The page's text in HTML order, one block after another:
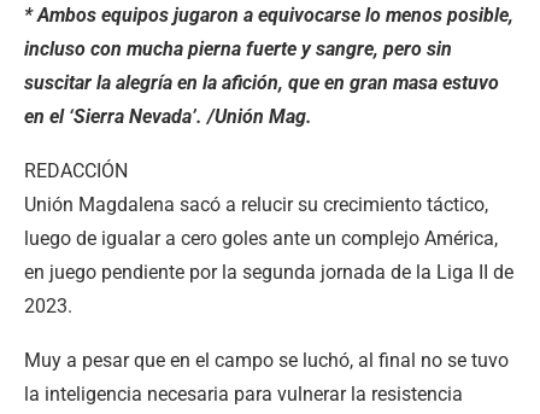
* Ambos equipos jugaron a equivocarse lo menos posible,
incluso con mucha pierna fuerte y sangre, pero sin
suscitar la alegría en la afición, que en gran masa estuvo
en el ‘Sierra Nevada’. /Unión Mag.
REDACCIÓN
Unión Magdalena sacó a relucir su crecimiento táctico,
luego de igualar a cero goles ante un complejo América,
en juego pendiente por la segunda jornada de la Liga II de
2023.
Muy a pesar que en el campo se luchó, al final no se tuvo
la inteligencia necesaria para vulnerar la resistencia